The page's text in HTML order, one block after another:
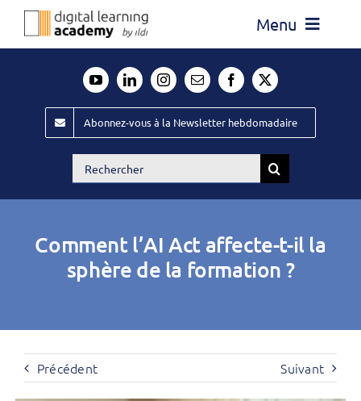
Passer
Menu
Évènements ILDI
Offres d’emploi
Publiez
Abonnez-vous à la Newsletter hebdomadaire
Rechercher:
Comment l’AI Act affecte-t-il la
sphère de la formation ?
Précédent Suivant